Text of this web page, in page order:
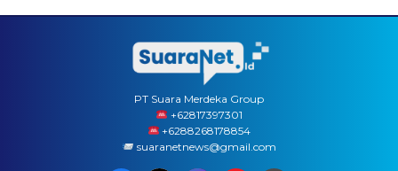
PT Suara Merdeka Group
‪+62817397301
+6288268178854
suaranetnews@gmail.com